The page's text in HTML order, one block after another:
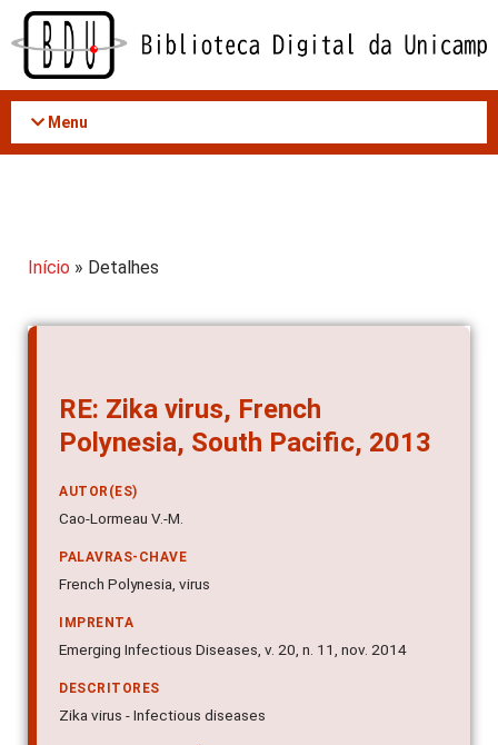
Acessar
conteúdo
Menu
Início » Detalhes
RE: Zika virus, French
Polynesia, South Pacific, 2013
AUTOR(ES)
Cao-Lormeau V.-M.
PALAVRAS-CHAVE
French Polynesia, virus
IMPRENTA
Emerging Infectious Diseases, v. 20, n. 11, nov. 2014
DESCRITORES
Zika virus - Infectious diseases